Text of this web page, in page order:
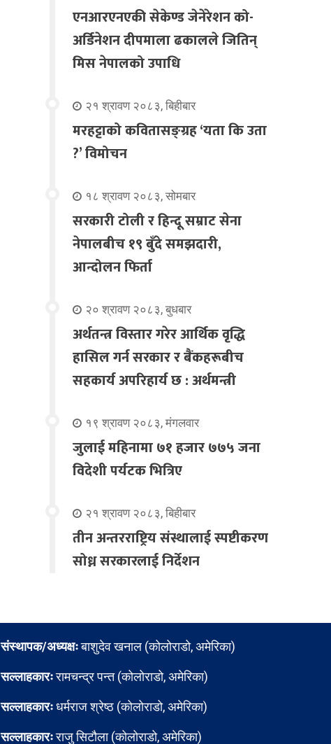
एनआरएनएकी सेकेण्ड जेनेरेशन को-
अर्डिनेशन दीपमाला ढकालले जितिन्
मिस नेपालको उपाधि
२१ श्रावण २०८३, बिहीबार
मरहट्टाको कवितासङ्ग्रह ‘यता कि उता
?’ विमोचन
१८ श्रावण २०८३, सोमबार
सरकारी टोली र हिन्दू सम्राट सेना
नेपालबीच १९ बुँदे समझदारी,
आन्दोलन फिर्ता
२० श्रावण २०८३, बुधबार
अर्थतन्त्र विस्तार गरेर आर्थिक वृद्धि
हासिल गर्न सरकार र बैंकहरूबीच
सहकार्य अपरिहार्य छ : अर्थमन्त्री
१९ श्रावण २०८३, मंगलवार
जुलाई महिनामा ७१ हजार ७७५ जना
विदेशी पर्यटक भित्रिए
२१ श्रावण २०८३, बिहीबार
तीन अन्तरराष्ट्रिय संस्थालाई स्पष्टीकरण
सोध्न सरकारलाई निर्देशन
संस्थापक/अध्यक्षःबाशुदेव खनाल (कोलोराडो, अमेरिका)
सल्लाहकारःरामचन्द्र पन्त (कोलोराडो, अमेरिका)
सल्लाहकारःधर्मराज श्रेष्ठ (कोलोराडो, अमेरिका)
सल्लाहकारःराजु सिटौला (कोलोराडो, अमेरिका)